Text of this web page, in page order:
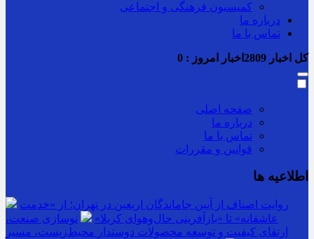
کمیسیون فرهنگی و اجتماعی
درباره ما
تماس با ما
کل اخبار اخبار امروز : 0
صفحه اصلی
درباره ما
تماس با ما
قوانین و مقررات
اطلاعیه ها
روایت اصناف از آیین جاماندگان اربعین در تهران؛ از «خدمت
عاشقانه» تا «بازآفرینی حال‌وهوای کربلا»
نوسازی صنعت،
ارتقای کیفیت و توسعه محصولات دوستدار محیط‌زیست، مسیر